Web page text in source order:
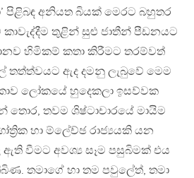
පිළිබඳ අනියත බියක් මෙරට බහුතර
තුළින් සුළු ජාතීන් පීඩනයට
හිමිකම් කතා කිරීමට තරම්වත්
ඇද දමනු ලැබුවේ මෙම
ලෝකයේ හුදෙකලා ඉසව්වක
තවම ශිෂ්ටාචාරයේ මායිම
හා ම්ලේච්ඡ රාජ්‍යයකි යන
ඇති වීමට අවශ්‍ය සෑම පසුබිමක් එය
තමාගේ හා තම පවුලේත්, තමා